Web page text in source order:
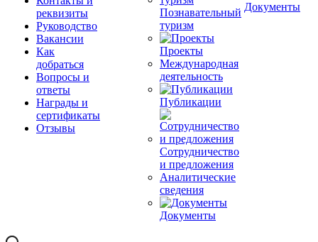
реквизиты
Руководство
Вакансии
Как
добраться
Вопросы и
ответы
Награды и
сертификаты
Отзывы
Познавательный
туризм
Проекты
Международная
деятельность
Публикации
Сотрудничество
и предложения
Аналитические
сведения
Документы
Документы